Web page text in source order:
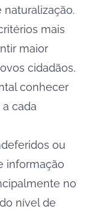
mais
maior
cidadãos,
conhecer
cada
ou
informação
no
nível de